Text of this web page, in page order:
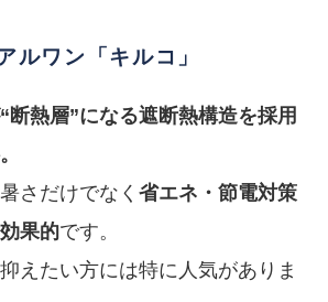
ルワン「キルコ」
断熱層”になる遮断熱構造を採用
さだけでなく 省エネ・節電対策
果的です。
えたい方には特に人気がありま